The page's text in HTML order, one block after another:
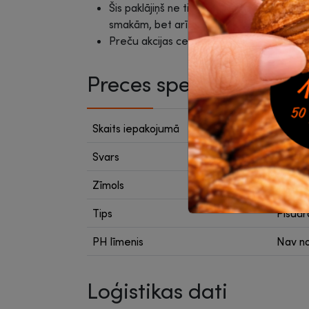
Šis paklājiņš ne tikai aizsargā pret
smakām, bet arī piešķir telpai tropisku,
Preču akcijas cenas ir spēkā, veicot
Preces specifikācija
Skaits iepakojumā 1 gab.
Svars 35 g
Zīmols
Tips
PH līmenis Nav
Loģistikas dati